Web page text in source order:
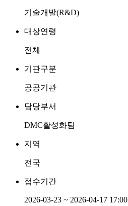
기술개발(R&D)
대상연령
전체
기관구분
공공기관
담당부서
DMC활성화팀
지역
전국
접수기간
2026-03-23 ~ 2026-04-17 17:00